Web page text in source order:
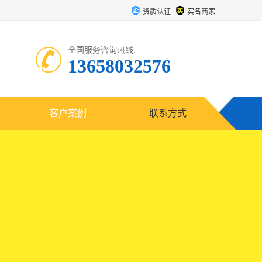
资质认证 实名商家
全国服务咨询热线:
13658032576
客户案例 联系方式